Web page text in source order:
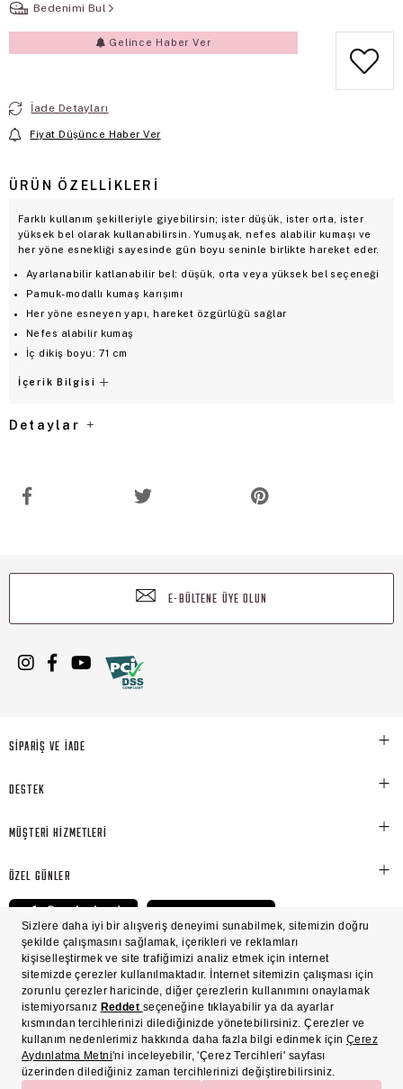
Bedenimi Bul
Gelince Haber Ver
İade Detayları
Fiyat Düşünce Haber Ver
ÜRÜN ÖZELLIKLERI
Farklı kullanım şekilleriyle giyebilirsin; ister düşük, ister orta, ister
yüksek bel olarak kullanabilirsin. Yumuşak, nefes alabilir kumaşı ve
her yöne esnekliği sayesinde gün boyu seninle birlikte hareket eder.
Ayarlanabilir katlanabilir bel: düşük, orta veya yüksek bel seçeneği
Pamuk-modallı kumaş karışımı
Her yöne esneyen yapı, hareket özgürlüğü sağlar
Nefes alabilir kumaş
İç dikiş boyu: 71 cm
İçerik Bilgisi
Detaylar
E-BÜLTENE ÜYE OLUN
SİPARİŞ VE İADE
DESTEK
MÜŞTERİ HİZMETLERİ
ÖZEL GÜNLER
© Victoria's Secret Shaya Mağazacılık A.Ş. Franchise lisansı aracılığıyla işletilen ticari
markasıdır. Her hakkı saklıdır.
Süreç Bazlı Müşteri Aydınlatma Metni
Üyelik ve Gizlilik Sözleşmesi
İşlem Rehberi